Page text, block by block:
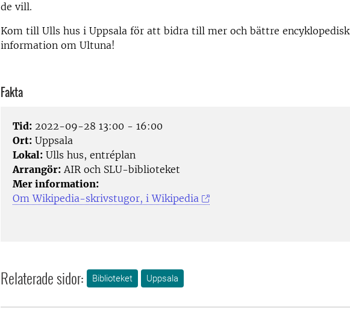
de vill.
Kom till Ulls hus i Uppsala för att bidra till mer och bättre encyklopedisk
information om Ultuna!
Fakta
Tid: 2022-09-28 13:00 - 16:00
Ort: Uppsala
Lokal: Ulls hus, entréplan
Arrangör: AIR och SLU-biblioteket
Mer information:
Om Wikipedia-skrivstugor, i Wikipedia
Relaterade sidor: Biblioteket Uppsala